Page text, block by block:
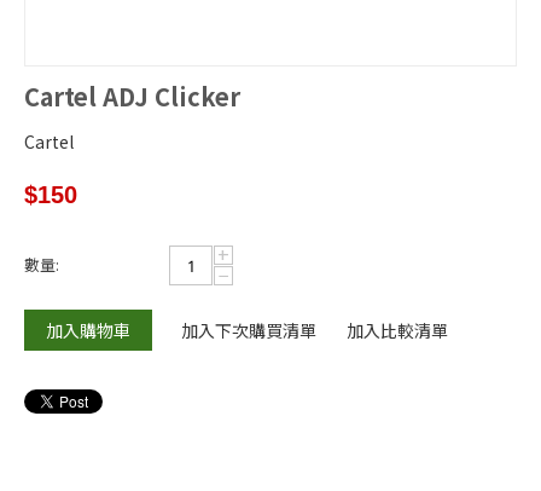
Cartel ADJ Clicker
Cartel
$150
數量: +
−
加入購物車 加入下次購買清單 加入比較清單